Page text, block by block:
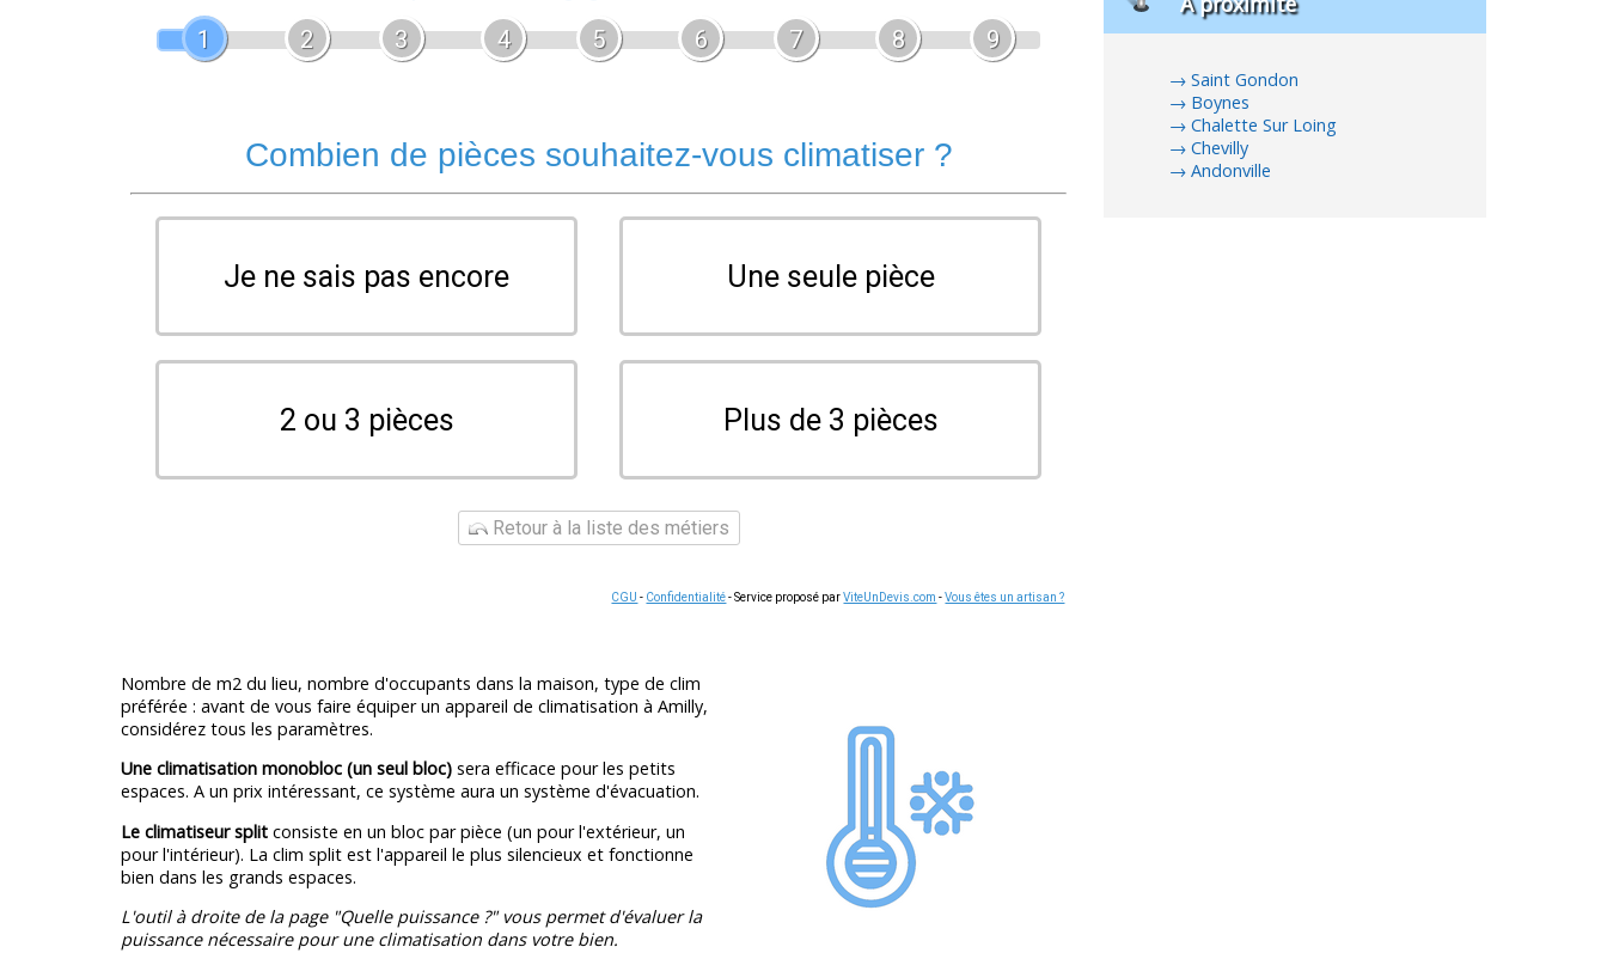
1
2 3 4 5 6 7 8 9
Combien de pièces souhaitez-vous climatiser ?
Je ne sais pas encore Une seule pièce
2 ou 3 pièces Plus de 3 pièces
Retour à la liste des métiers
CGU - Confidentialité- Service proposé parViteUnDevis.com -Vous êtes un artisan ?
Nombre de m2 du lieu, nombre d'occupants dans la maison, type de clim
préférée : avant de vous faire équiper un appareil de climatisation à Amilly,
considérez tous les paramètres.
Une climatisation monobloc (un seul bloc)sera efficace pour les petits
espaces. A un prix intéressant, ce système aura un système d'évacuation.
Le climatiseur splitconsiste en un bloc par pièce (un pour l'extérieur, un
pour l'intérieur). La clim split est l'appareil le plus silencieux et fonctionne
bien dans les grands espaces.
L'outil à droite de la page "Quelle puissance ?" vous permet d'évaluer la
puissance nécessaire pour une climatisation dans votre bien.
Saint Gondon
Boynes
Chalette Sur Loing
Chevilly
Andonville